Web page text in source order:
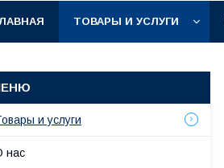
ТОВАРЫ И УСЛУГИ
и услуги
нас